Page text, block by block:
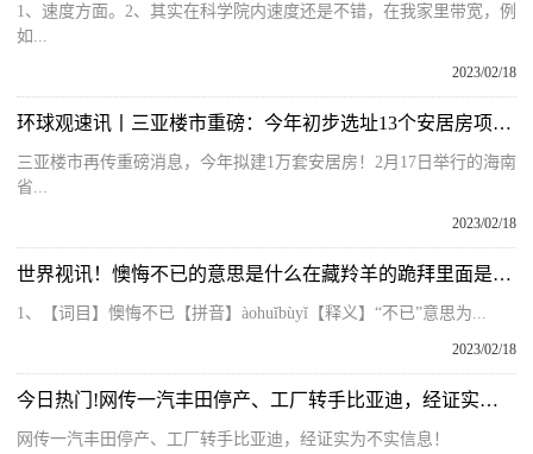
1、速度方面。2、其实在科学院内速度还是不错，在我家里带宽，例
如...
2023/02/18
环球观速讯丨三亚楼市重磅：今年初步选址13个安居房项目，拟建10000套安居房！
三亚楼市再传重磅消息，今年拟建1万套安居房！2月17日举行的海南
省...
2023/02/18
世界视讯！懊悔不已的意思是什么在藏羚羊的跪拜里面是什么意思_懊悔不已的意思
1、【词目】懊悔不已【拼音】àohuǐbùyǐ【释义】“不已”意思为...
2023/02/18
今日热门!网传一汽丰田停产、工厂转手比亚迪，经证实为不实信息！
网传一汽丰田停产、工厂转手比亚迪，经证实为不实信息！